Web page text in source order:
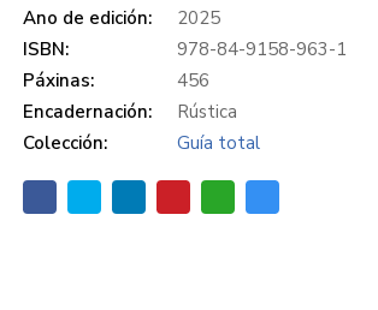
Ano de edición:
2025
ISBN:
978-84-9158-963-1
Páxinas:
456
Encadernación:
Rústica
Colección:
Guía total